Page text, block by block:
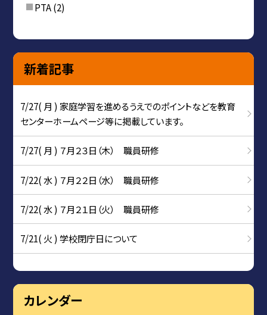
PTA(2)
新着記事
7/27( 月 ) 家庭学習を進めるうえでのポイントなどを教育
センターホームページ等に掲載しています。
7/27( 月 ) ７月２３日（木） 職員研修
7/22( 水 ) ７月２２日（水） 職員研修
7/22( 水 ) ７月２１日（火） 職員研修
7/21( 火 ) 学校閉庁日について
カレンダー